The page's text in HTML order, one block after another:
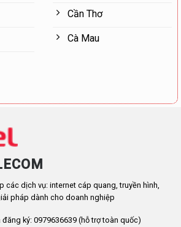
Cần Thơ
Cà Mau
các dịch vụ: internet cáp quang, truyền hình,
pháp dành cho doanh nghiệp
ký: 0979636639 (hỗ trợ toàn quốc)